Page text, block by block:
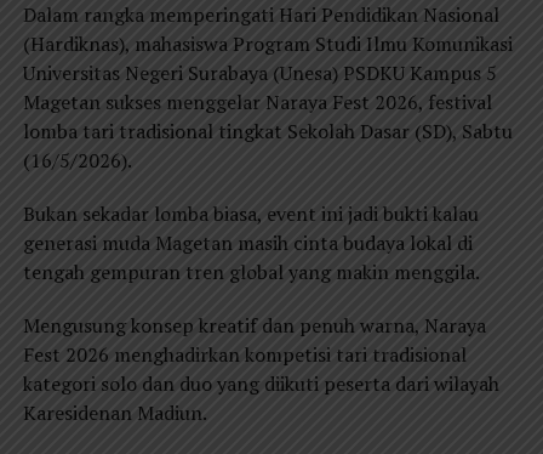
Dalam rangka memperingati Hari Pendidikan Nasional
(Hardiknas), mahasiswa Program Studi Ilmu Komunikasi
Universitas Negeri Surabaya (Unesa) PSDKU Kampus 5
Magetan sukses menggelar Naraya Fest 2026, festival
lomba tari tradisional tingkat Sekolah Dasar (SD), Sabtu
(16/5/2026).
Bukan sekadar lomba biasa, event ini jadi bukti kalau
generasi muda Magetan masih cinta budaya lokal di
tengah gempuran tren global yang makin menggila.
Mengusung konsep kreatif dan penuh warna, Naraya
Fest 2026 menghadirkan kompetisi tari tradisional
kategori solo dan duo yang diikuti peserta dari wilayah
Karesidenan Madiun.